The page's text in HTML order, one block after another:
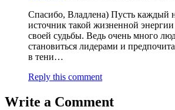
Спасибо, Владлена) Пусть каждый
источник такой жизненной
своей судьбы. Ведь очень много
становиться лидерами и
в тени…
Reply this comment
Write a Comment